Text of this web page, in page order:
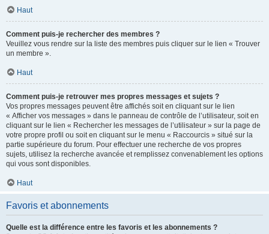
Haut
Comment puis-je rechercher des membres ?
Veuillez vous rendre sur la liste des membres puis cliquer sur le lien « Trouver
un membre ».
Haut
Comment puis-je retrouver mes propres messages et sujets ?
Vos propres messages peuvent être affichés soit en cliquant sur le lien
« Afficher vos messages » dans le panneau de contrôle de l’utilisateur, soit en
cliquant sur le lien « Rechercher les messages de l’utilisateur » sur la page de
votre propre profil ou soit en cliquant sur le menu « Raccourcis » situé sur la
partie supérieure du forum. Pour effectuer une recherche de vos propres
sujets, utilisez la recherche avancée et remplissez convenablement les options
qui vous sont disponibles.
Haut
Favoris et abonnements
Quelle est la différence entre les favoris et les abonnements ?